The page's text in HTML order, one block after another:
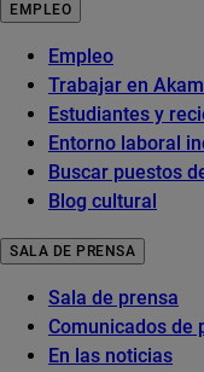
EMPLEO
Empleo
Trabajar en
Estudiantes y
Entorno laboral
Buscar puestos
Blog cultural
SALA DE PRENSA
Sala de prensa
Comunicados de
En las noticias